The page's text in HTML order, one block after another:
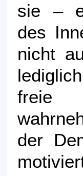
sie –
des
nicht
freie
der